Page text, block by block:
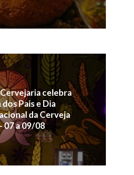
celebra
dos Pais e Dia
da Cerveja
07 a 09/08